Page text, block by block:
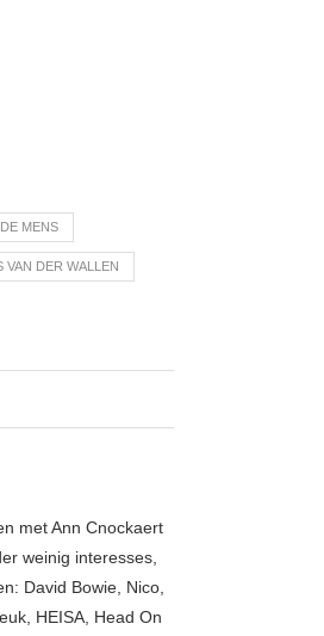
DE MENS
VAN DER WALLEN
met Ann Cnockaert
weinig interesses,
David Bowie, Nico,
HEISA, Head On